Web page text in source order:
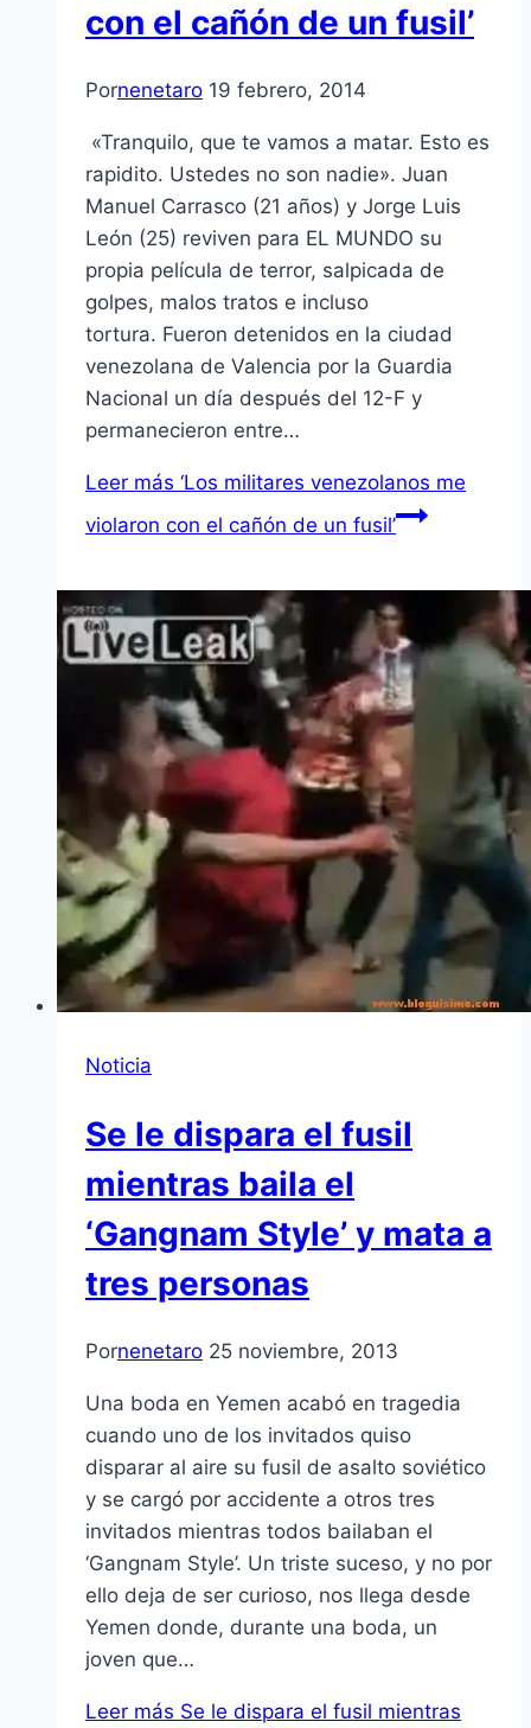
con el cañón de un fusil’
Pornenetaro 19 febrero, 2014
«Tranquilo, que te vamos a matar. Esto es
rapidito. Ustedes no son nadie». Juan
Manuel Carrasco (21 años) y Jorge Luis
León (25) reviven para EL MUNDO su
propia película de terror, salpicada de
golpes, malos tratos e incluso
tortura. Fueron detenidos en la ciudad
venezolana de Valencia por la Guardia
Nacional un día después del 12-F y
permanecieron entre…
Leer más ‘Los militares venezolanos me
violaron con el cañón de un fusil’
Noticia
Se le dispara el fusil
mientras baila el
‘Gangnam Style’ y mata a
tres personas
Pornenetaro 25 noviembre, 2013
Una boda en Yemen acabó en tragedia
cuando uno de los invitados quiso
disparar al aire su fusil de asalto soviético
y se cargó por accidente a otros tres
invitados mientras todos bailaban el
‘Gangnam Style’. Un triste suceso, y no por
ello deja de ser curioso, nos llega desde
Yemen donde, durante una boda, un
joven que…
Leer más Se le dispara el fusil mientras